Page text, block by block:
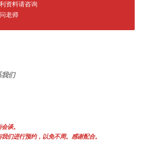
资料请咨询
老师
们
谈。
们进行预约，以免不周。感谢配合。